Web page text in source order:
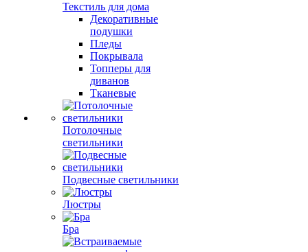
Текстиль для дома
Декоративные
подушки
Пледы
Покрывала
Топперы для
диванов
Тканевые
Потолочные
светильники
Подвесные светильники
Люстры
Бра